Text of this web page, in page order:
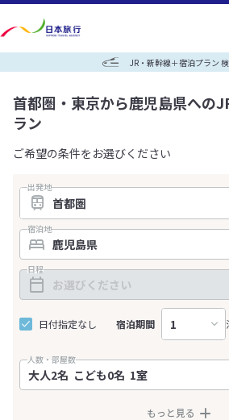
JR・新幹線＋宿泊プラン
首都圏・東京から鹿児島県への
ラン
ご希望の条件をお選びください
出発地
宿泊地
日程
日付指定なし 宿泊期間
人数・部屋数
もっと見る